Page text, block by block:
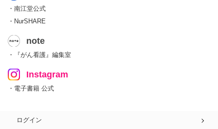
・南江堂公式
・NurSHARE
note
・『がん看護』編集室
Instagram
・電子書籍 公式
ログイン